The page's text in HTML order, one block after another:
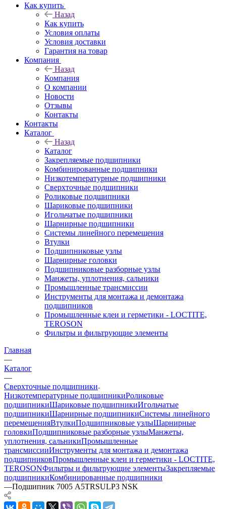
Как купить
Назад
Как купить
Условия оплаты
Условия доставки
Гарантия на товар
Компания
Назад
Компания
О компании
Новости
Отзывы
Контакты
Контакты
Каталог
Назад
Каталог
Закрепляемые подшипники
Комбинированные подшипники
Низкотемпературные подшипники
Сверхточные подшипники
Роликовые подшипники
Шариковые подшипники
Игольчатые подшипники
Шарнирные подшипники
Системы линейного перемещения
Втулки
Подшипниковые узлы
Шарнирные головки
Подшипниковые разборные узлы
Манжеты, уплотнения, сальники
Промышленные трансмиссии
Инструменты для монтажа и демонтажа
подшипников
Промышленные клеи и герметики - LOCTITE,
TEROSON
Фильтры и фильтрующие элементы
Главная
—
Каталог
—
Сверхточные подшипники
Низкотемпературные подшипникиРоликовые
подшипникиШариковые подшипникиИгольчатые
подшипникиШарнирные подшипникиСистемы линейного
перемещенияВтулкиПодшипниковые узлыШарнирные
головкиПодшипниковые разборные узлыМанжеты,
уплотнения, сальникиПромышленные
трансмиссииИнструменты для монтажа и демонтажа
подшипниковПромышленные клеи и герметики - LOCTITE,
TEROSONФильтры и фильтрующие элементыЗакрепляемые
подшипникиКомбинированные подшипники
—Подшипник 7005 A5TRSULP3 NSK